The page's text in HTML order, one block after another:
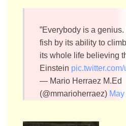
”Everybody is a
fish by its ability to
its whole life believing
Einstein
— Mario Herraez M.Ed
(@mmarioherraez)